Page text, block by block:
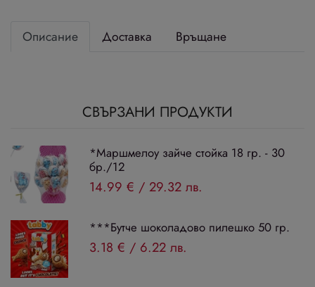
Описание Доставка Връщане
СВЪРЗАНИ ПРОДУКТИ
*Маршмелоу зайче стойка 18 гр. - 30
бр./12
14.99 € / 29.32 лв.
***Бутче шоколадово пилешко 50 гр.
3.18 € / 6.22 лв.